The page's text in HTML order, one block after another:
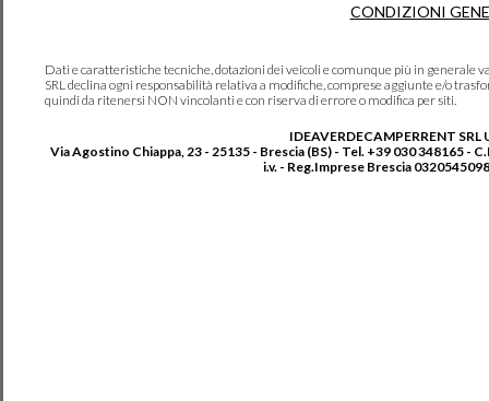
CONDIZIONI
Dati e caratteristiche tecniche, dotazioni dei veicoli e comunque più in generale
SRL declina ogni responsabilità relativa a modifiche, comprese aggiunte e/o
quindi da ritenersi NON vincolanti e con riserva di errore o modifica per siti.
IDEAVERDECAMPERRENT SRL
Via Agostino Chiappa, 23 - 25135 - Brescia (BS) - Tel. +39 030 348165 -
i.v. - Reg.Imprese Brescia